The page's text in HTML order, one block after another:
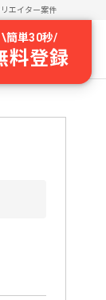
エイター案件
\簡単30秒/
料登録